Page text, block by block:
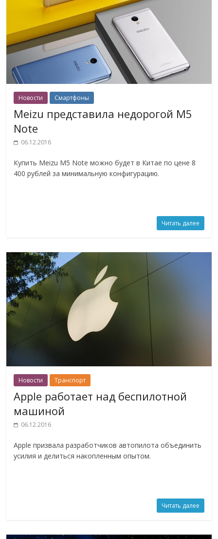
Новости Смартфоны
Meizu представила недорогой M5
Note
06.12.2016
Купить Meizu M5 Note можно будет в Китае по цене 8
400 рублей за минимальную конфигурацию.
Читать далее
Новости Транспорт
Apple работает над беспилотной
машиной
06.12.2016
Apple призвала разработчиков автопилота объединить
усилия и делиться накопленным опытом.
Читать далее